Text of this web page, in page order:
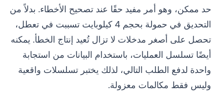
حد ممكن، وهو أمر مفيد حقًا عند تصحيح الأخطاء. بدلاً من
التحديق في حمولة بحجم 4 كيلوبايت تسببت في تعطل،
تحصل على أصغر مدخلات لا تزال تُعيد إنتاج الخطأ. يمكنه
أيضًا تسلسل العمليات، باستخدام البيانات من استجابة
واحدة لدفع الطلب التالي، لذلك يختبر تسلسلات واقعية
وليس فقط مكالمات معزولة.